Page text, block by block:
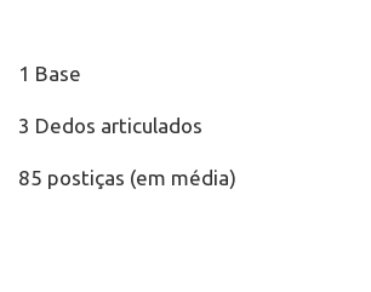
1 Base
3 Dedos articulados
85 postiças (em média)